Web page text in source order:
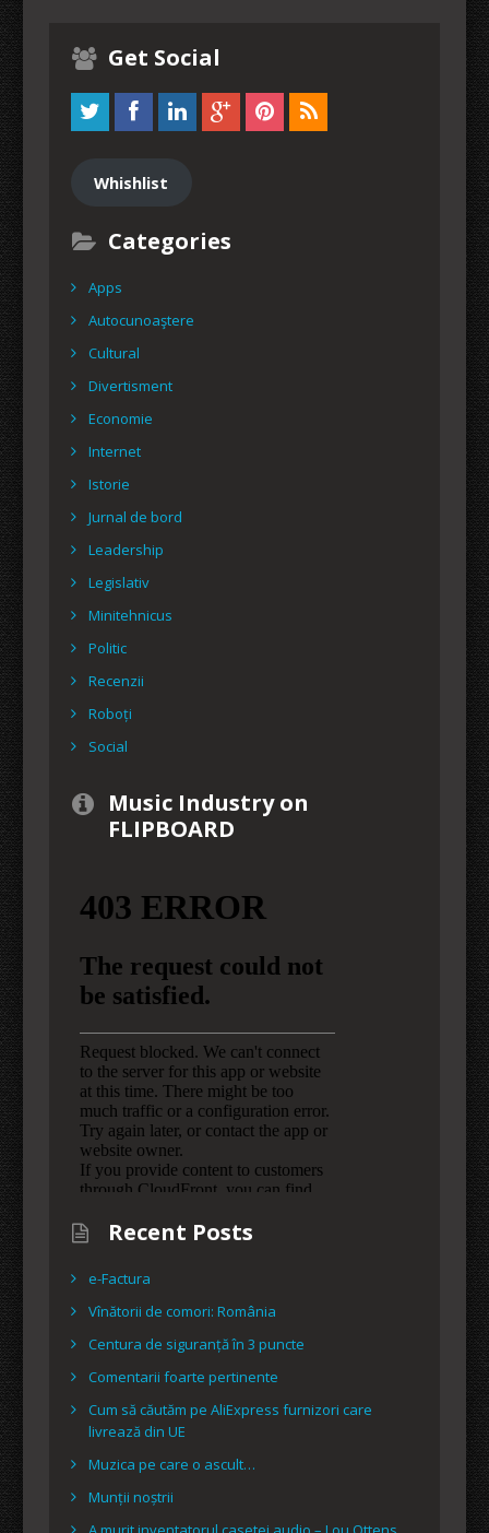
Get Social
Whishlist
Categories
Apps
Autocunoaştere
Cultural
Divertisment
Economie
Internet
Istorie
Jurnal de bord
Leadership
Legislativ
Minitehnicus
Politic
Recenzii
Roboți
Social
Music Industry on
FLIPBOARD
Recent Posts
e-Factura
Vînătorii de comori: România
Centura de siguranță în 3 puncte
Comentarii foarte pertinente
Cum să căutăm pe AliExpress furnizori care
livrează din UE
Muzica pe care o ascult…
Munții noștrii